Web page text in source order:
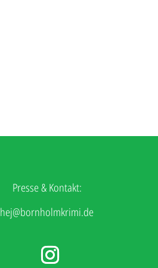
Presse & Kontakt:
hej@bornholmkrimi.de